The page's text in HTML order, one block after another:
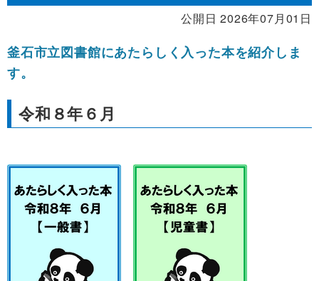
公開日 2026年07月01日
釜石市立図書館にあたらしく入った本を紹介しま
す。
令和８年６月